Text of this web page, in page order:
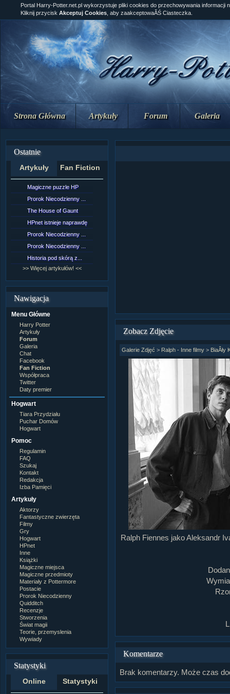
Strona Główna Artykuły Forum Galeria
Ostatnie
Artykuły Fan Fiction
Magiczne puzzle HP
Prorok Niecodzienny ...
The House of Gaunt
HPnet istnieje naprawdę
Prorok Niecodzienny ...
Prorok Niecodzienny ...
Historia pod skórą z...
>> Więcej artykułów! <<
Nawigacja
Menu Główne
Harry Potter
Artykuły
Forum
Galeria
Chat
Facebook
Fan Fiction
Współpraca
Twitter
Daty premier
Hogwart
Tiara Przydziału
Puchar Domów
Hogwart
Pomoc
Regulamin
FAQ
Szukaj
Kontakt
Redakcja
Izba Pamięci
Artykuły
Aktorzy
Fantastyczne zwierzęta
Filmy
Gry
Hogwart
HPnet
Inne
Książki
Magiczne miejsca
Magiczne przedmioty
Materiały z Pottermore
Postacie
Prorok Niecodzienny
Quidditch
Recenzje
Stworzenia
Świat magii
Teorie, przemyslenia
Wywiady
Statystyki
Online Statystyki
Portal Harry-Potter.net.pl wykorzystuje pliki cookies do przechowywania informacji
Kliknij przycisk Akceptuj Cookies , aby zaakceptowaĂŚ Ciasteczka.
Zobacz Zdjęcie
Galerie Zdjęć > Ralph - Inne filmy> BiaÂły
Ralph Fiennes jako Aleksandr
Komentarze
Brak komentarzy. Może czas